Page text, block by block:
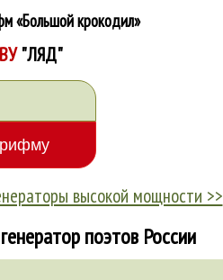
«Большой крокодил»
"ЛЯД"
высокой мощности >>
поэтов России